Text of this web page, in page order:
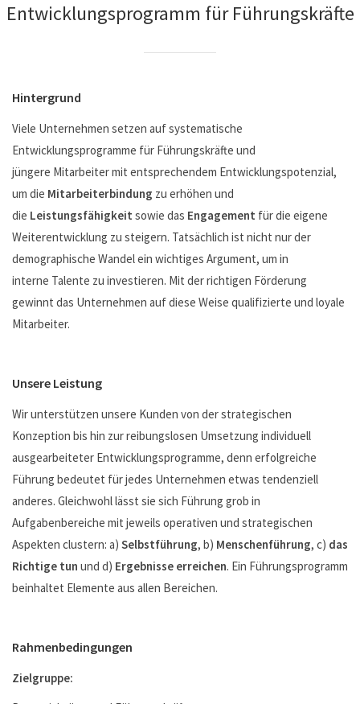
Entwicklungsprogramm für Führungskräfte
Hintergrund
Viele Unternehmen setzen auf systematische
Entwicklungsprogramme für Führungskräfte und
jüngere Mitarbeiter mit entsprechendem Entwicklungspotenzial,
um die Mitarbeiterbindung zu erhöhen und
die Leistungsfähigkeit sowie das Engagement für die eigene
Weiterentwicklung zu steigern. Tatsächlich ist nicht nur der
demographische Wandel ein wichtiges Argument, um in
interne Talente zu investieren. Mit der richtigen Förderung
gewinnt das Unternehmen auf diese Weise qualifizierte und loyale
Mitarbeiter.
Unsere Leistung
Wir unterstützen unsere Kunden von der strategischen
Konzeption bis hin zur reibungslosen Umsetzung individuell
ausgearbeiteter Entwicklungsprogramme, denn erfolgreiche
Führung bedeutet für jedes Unternehmen etwas tendenziell
anderes. Gleichwohl lässt sie sich Führung grob in
Aufgabenbereiche mit jeweils operativen und strategischen
Aspekten clustern: a) Selbstführung, b) Menschenführung, c) das
Richtige tun und d) Ergebnisse erreichen. Ein Führungsprogramm
beinhaltet Elemente aus allen Bereichen.
Rahmenbedingungen
Zielgruppe: